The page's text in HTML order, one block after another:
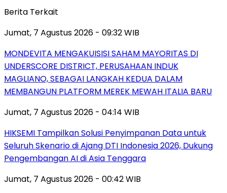
Berita Terkait
Jumat, 7 Agustus 2026 - 09:32 WIB
MONDEVITA MENGAKUISISI SAHAM MAYORITAS DI
UNDERSCORE DISTRICT, PERUSAHAAN INDUK
MAGLIANO, SEBAGAI LANGKAH KEDUA DALAM
MEMBANGUN PLATFORM MEREK MEWAH ITALIA BARU
Jumat, 7 Agustus 2026 - 04:14 WIB
HIKSEMI Tampilkan Solusi Penyimpanan Data untuk
Seluruh Skenario di Ajang DTI Indonesia 2026, Dukung
Pengembangan AI di Asia Tenggara
Jumat, 7 Agustus 2026 - 00:42 WIB